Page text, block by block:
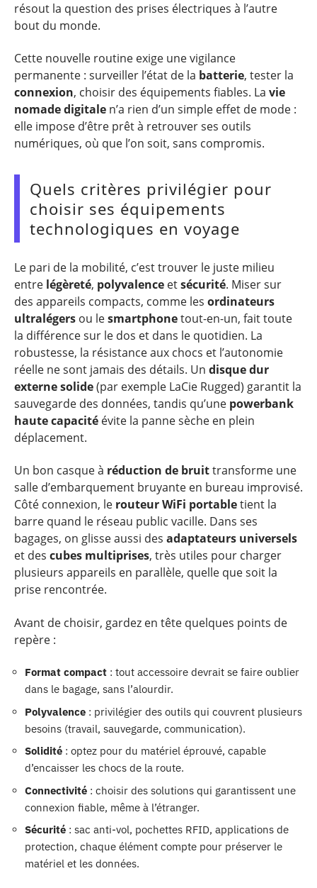
résout la question des prises électriques à l’autre
bout du monde.
Cette nouvelle routine exige une vigilance
permanente : surveiller l’état de la batterie, tester la
connexion, choisir des équipements fiables. La vie
nomade digitale n’a rien d’un simple effet de mode :
elle impose d’être prêt à retrouver ses outils
numériques, où que l’on soit, sans compromis.
Quels critères privilégier pour
choisir ses équipements
technologiques en voyage
Le pari de la mobilité, c’est trouver le juste milieu
entre légèreté, polyvalence etsécurité. Miser sur
des appareils compacts, comme les ordinateurs
ultralégers ou lesmartphonetout-en-un, fait toute
la différence sur le dos et dans le quotidien. La
robustesse, la résistance aux chocs et l’autonomie
réelle ne sont jamais des détails. Un disque dur
externe solide(par exemple LaCie Rugged) garantit la
sauvegarde des données, tandis qu’une powerbank
haute capacité évite la panne sèche en plein
déplacement.
Un bon casque à réduction de bruittransforme une
salle d’embarquement bruyante en bureau improvisé.
Côté connexion, le routeur WiFi portabletient la
barre quand le réseau public vacille. Dans ses
bagages, on glisse aussi des adaptateurs universels
et des cubes multiprises, très utiles pour charger
plusieurs appareils en parallèle, quelle que soit la
prise rencontrée.
Avant de choisir, gardez en tête quelques points de
repère :
Format compact : tout accessoire devrait se faire oublier
dans le bagage, sans l’alourdir.
Polyvalence : privilégier des outils qui couvrent plusieurs
besoins (travail, sauvegarde, communication).
Solidité : optez pour du matériel éprouvé, capable
d’encaisser les chocs de la route.
Connectivité : choisir des solutions qui garantissent une
connexion fiable, même à l’étranger.
Sécurité : sac anti-vol, pochettes RFID, applications de
protection, chaque élément compte pour préserver le
matériel et les données.